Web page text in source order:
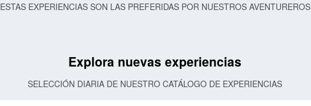
ESTAS EXPERIENCIAS SON LAS PREFERIDAS POR NUESTROS AVENTUREROS
Explora nuevas experiencias
SELECCIÓN DIARIA DE NUESTRO CATÁLOGO DE EXPERIENCIAS